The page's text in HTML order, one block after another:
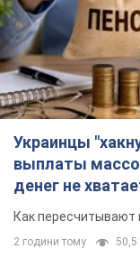
Под атакой
прогремела
В промзоне
13 хвилин тому
ВСУ
сбили более
Численность
3 години тому